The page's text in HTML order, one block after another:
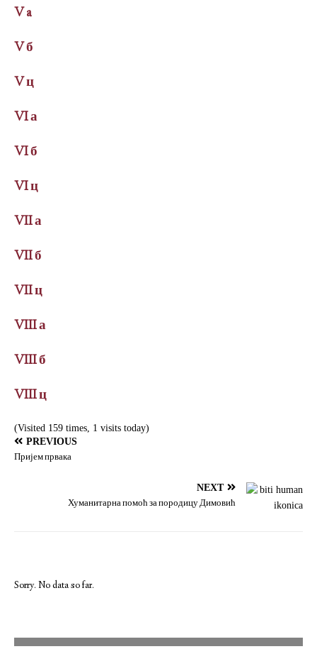
V a
V б
V ц
VI а
VI б
VI ц
VII а
VII б
VII ц
VIII а
VIII б
VIII ц
(Visited 159 times, 1 visits today)
PREVIOUS
Пријем првака
NEXT
Хуманитарна помоћ за породицу Димовић
Sorry. No data so far.